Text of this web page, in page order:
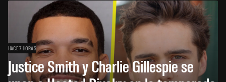
HACE 7 HORAS
Justice Smith y Charlie Gillespie se